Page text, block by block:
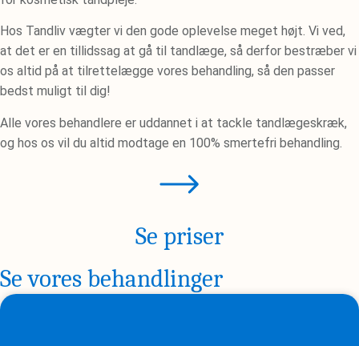
Hos Tandliv vægter vi den gode oplevelse meget højt. Vi ved,
at det er en tillidssag at gå til tandlæge, så derfor bestræber vi
os altid på at tilrettelægge vores behandling, så den passer
bedst muligt til dig!
Alle vores behandlere er uddannet i at tackle tandlægeskræk,
og hos os vil du altid modtage en 100% smertefri behandling.
Se priser
Se vores behandlinger